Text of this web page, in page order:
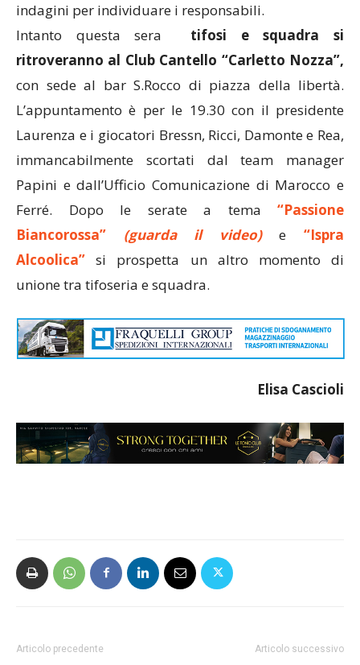
indagini per individuare i responsabili.
Intanto questa sera
tifosi e squadra si
ritroveranno al Club Cantello “Carletto Nozza”,
con sede al bar S.Rocco di piazza della libertà.
L’appuntamento è per le 19.30 con il presidente
Laurenza e i giocatori Bressn, Ricci, Damonte e Rea,
immancabilmente scortati dal team manager
Papini e dall’Ufficio Comunicazione di Marocco e
Ferré. Dopo le serate a tema “Passione
Biancorossa”
(guarda il video)e“Ispra
Alcoolica” si prospetta un altro momento di
unione tra tifoseria e squadra.
Elisa Cascioli
Articolo precedente Articolo successivo